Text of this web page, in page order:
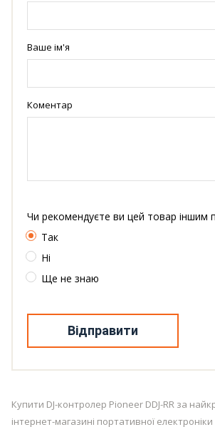
Ваше ім'я
Коментар
Чи рекомендуєте ви цей товар іншим
Так
Ні
Ще не знаю
Відправити
Купити DJ-контролер Pioneer DDJ-RR за
інтернет-магазині портативної